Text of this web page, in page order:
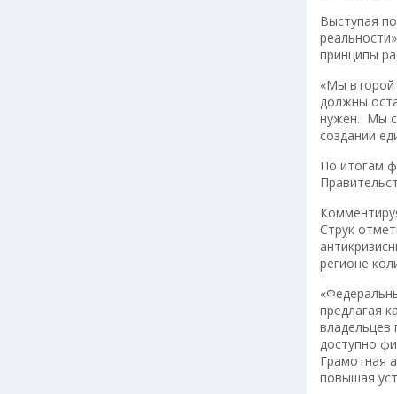
Выступая
принципы
«Мы второй
должны
нужен. Мы
создании
По итогам
Струк
регионе
предлагая
владельцев
доступно
Грамотная
повышая